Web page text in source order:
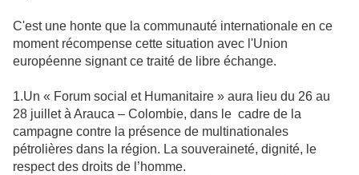
C'est une honte que la communauté internationale en ce
moment récompense cette situation avec l'Union
européenne signant ce traité de libre échange.
1.Un « Forum social et Humanitaire » aura lieu du 26 au
28 juillet à Arauca – Colombie, dans le cadre de la
campagne contre la présence de multinationales
pétrolières dans la région. La souveraineté, dignité, le
respect des droits de l’homme.